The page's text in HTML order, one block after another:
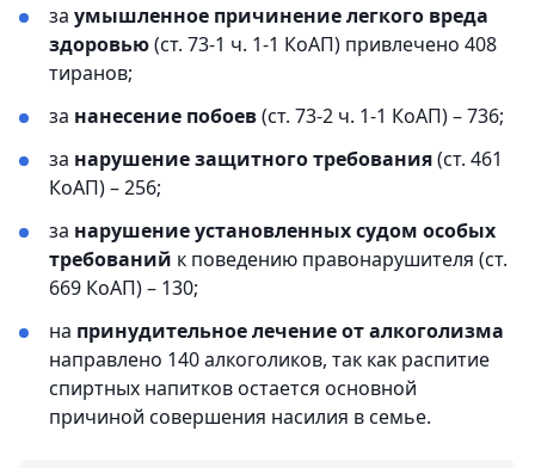
за умышленное причинение легкого вреда
здоровью(ст. 73-1 ч. 1-1 КоАП) привлечено 408
тиранов;
за нанесение побоев(ст. 73-2 ч. 1-1 КоАП) – 736;
за нарушение защитного требования(ст. 461
КоАП) – 256;
за нарушение установленных судом особых
требований к поведению правонарушителя (ст.
669 КоАП) – 130;
на принудительное лечение от алкоголизма
направлено 140 алкоголиков, так как распитие
спиртных напитков остается основной
причиной совершения насилия в семье.